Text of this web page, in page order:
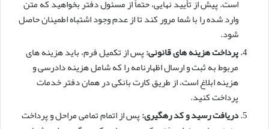
است. پیش از تأیید نهایی، حتماً از مسئول دفتر بخواهید که متن
وارد شده را با شما مرور کند تا از عدم وجود اشتباه اطمینان حاصل
شود.
پرداخت هزینه های قانونی:پس از تکمیل فرم، باید هزینه های
مربوط به ثبت و ارسال اظهارنامه را که شامل هزینه دادرسی و
هزینه ابلاغ است، از طریق کارت بانکی در همان دفتر خدمات
پرداخت کنید.
دریافت رسید و کد رهگیری:پس از اتمام تمامی مراحل و پرداخت